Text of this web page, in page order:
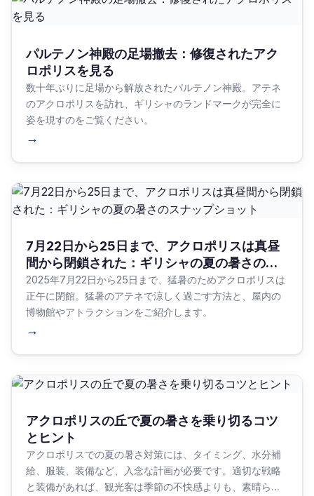
パルテノン神殿の足場撤去：修復されたアク
ロポリスを見る
数十年ぶりに足場から解放されたパルテノン神殿。アテネ
のアクロポリスを訪れ、ギリシャのランドマークが完全に
姿を現すのをご覧ください。
→
7月22日から25日まで、アクロポリスは真昼
間から閉鎖された：ギリシャの夏の暑さのス
ナップショット
2025年7月22日から25日まで、猛暑のためアクロポリスは
正午に閉館。猛暑のアテネで涼しく過ごす方法と、屋内の
博物館やアトラクションをご紹介します。
→
アクロポリスの丘で夏の暑さを乗り切るコツ
とヒント
アクロポリスでの夏の暑さ対策には、タイミング、水分補
給、服装、装備など、入念な計画が必要です。適切な戦略
と装備があれば、観光客は季節の不快感よりも、素晴らし